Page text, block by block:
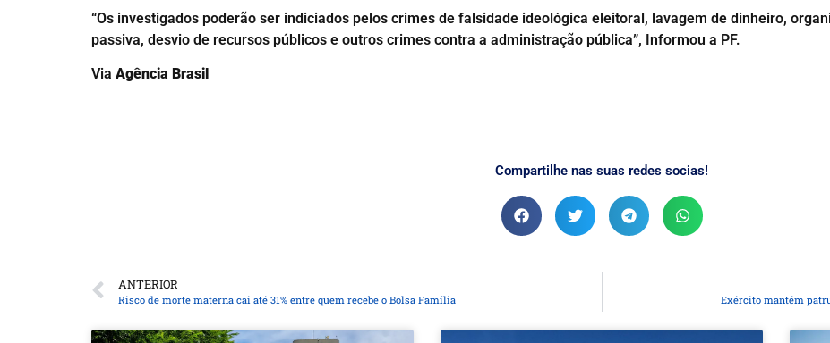
“Os investigados poderão ser indiciados pelos crimes de falsidade ideológica eleitoral, lavagem de dinheiro,
passiva, desvio de recursos públicos e outros crimes contra a administração pública”, Informou a PF.
Via Agência Brasil
Compartilhe nas suas redes socias!
ANTERIOR
Risco de morte materna cai até 31% entre quem recebe o Bolsa Família Exército mantém